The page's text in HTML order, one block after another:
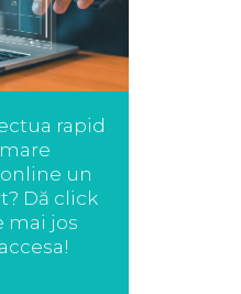
rapid
un
Dă click
mai jos